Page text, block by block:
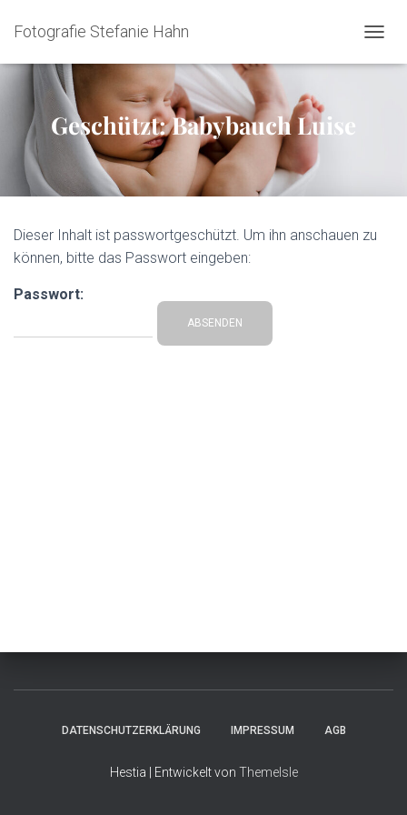
Fotografie Stefanie Hahn
Geschützt: Babybauch Luise
Dieser Inhalt ist passwortgeschützt. Um ihn anschauen zu
können, bitte das Passwort eingeben:
Passwort:
DATENSCHUTZERKLÄRUNG IMPRESSUM AGB
Hestia | Entwickelt von ThemeIsle